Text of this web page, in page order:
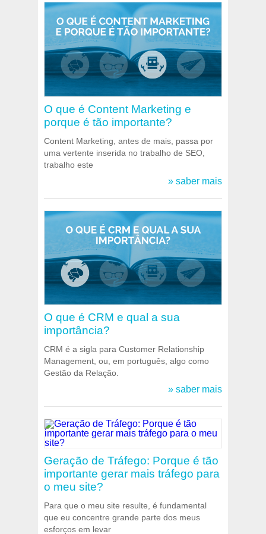
O que é Content Marketing e
porque é tão importante?
Content Marketing, antes de mais, passa por
uma vertente inserida no trabalho de SEO,
trabalho este
» saber mais
O que é CRM e qual a sua
importância?
CRM é a sigla para Customer Relationship
Management, ou, em português, algo como
Gestão da Relação.
» saber mais
Geração de Tráfego: Porque é tão
importante gerar mais tráfego para
o meu site?
Para que o meu site resulte, é fundamental
que eu concentre grande parte dos meus
esforços em levar